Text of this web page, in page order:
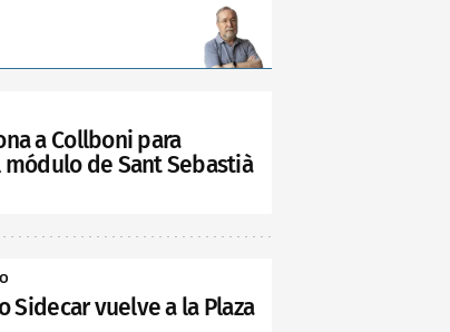
a Collboni para
de Sant Sebastià
Sidecar vuelve a la Plaza